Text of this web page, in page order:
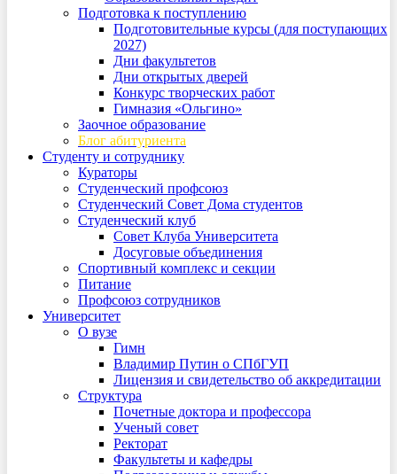
Подготовка к поступлению
Подготовительные курсы (для поступающих
2027)
Дни факультетов
Дни открытых дверей
Конкурс творческих работ
Гимназия «Ольгино»
Заочное образование
Блог абитуриента
Студенту и сотруднику
Кураторы
Студенческий профсоюз
Студенческий Совет Дома студентов
Студенческий клуб
Совет Клуба Университета
Досуговые объединения
Спортивный комплекс и секции
Питание
Профсоюз сотрудников
Университет
О вузе
Гимн
Владимир Путин о СПбГУП
Лицензия и свидетельство об аккредитации
Структура
Почетные доктора и профессора
Ученый совет
Ректорат
Факультеты и кафедры